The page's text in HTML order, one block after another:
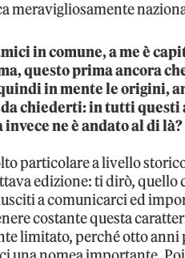
meravigliosamente
in comune, a me è
questo prima ancora
in mente le origini,
chiederti: in tutti questi
invece ne è andato al di
particolare a livello
edizione: ti dirò, quello
a comunicarci ed
costante questa
limitato, perché otto anni